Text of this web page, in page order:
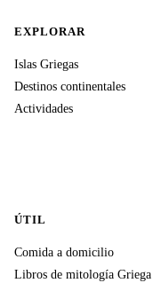
EXPLORAR
Islas Griegas
Destinos continentales
Actividades
ÚTIL
Comida a domicilio
Libros de mitología Griega